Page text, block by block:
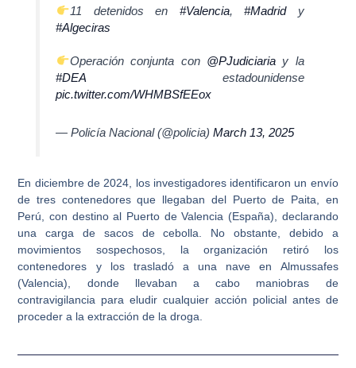
11 detenidos en #Valencia,#Madridy
#Algeciras
Operación conjunta con @PJudiciariay la
#DEA estadounidense
pic.twitter.com/WHMBSfEEox
— Policía Nacional (@policia)March 13, 2025
En diciembre de 2024, los investigadores identificaron un envío
de tres contenedores que llegaban del Puerto de Paita, en
Perú, con destino al Puerto de Valencia (España),
declarando
una carga de sacos de cebolla. No obstante, debido a
movimientos sospechosos, la organización retiró los
contenedores y los trasladó a una nave en Almussafes
(Valencia), donde llevaban a cabo maniobras de
contravigilancia para eludir cualquier acción policial antes de
proceder a la extracción de la droga.
Ant